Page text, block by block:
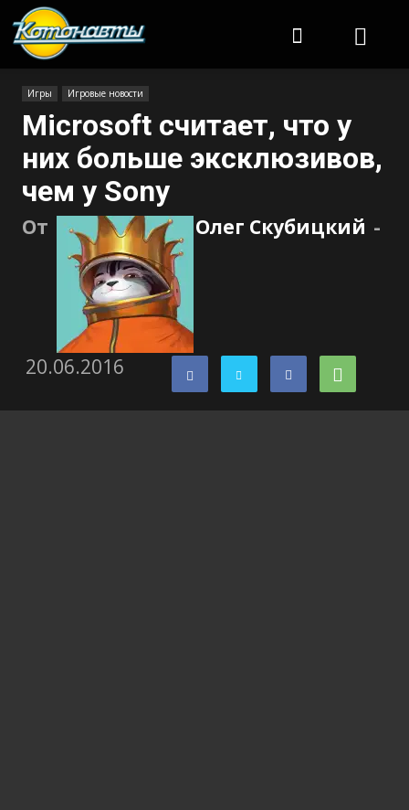
Игры Игровые новости
Microsoft считает, что у
них больше эксклюзивов,
чем у Sony
От Олег Скубицкий -
20.06.2016